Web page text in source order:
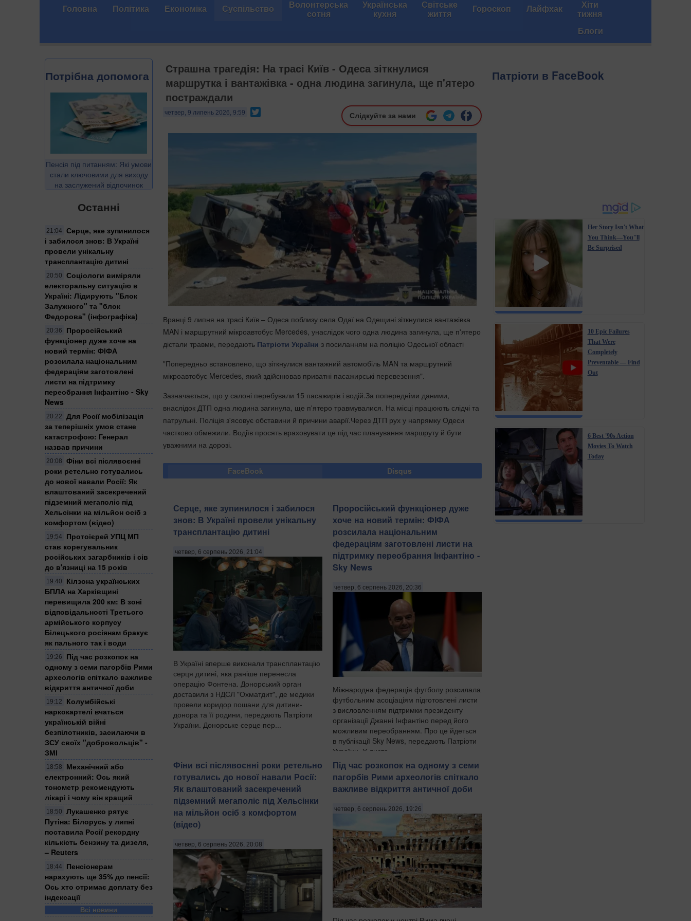
Головна Політика Економіка Суспільство Волонтерська
сотня
Українська
кухня
Світське
життя Гороскоп Лайфхак Хіти
тижня
Блоги
Потрібна допомога
Пенсія під питанням: Які умови
стали ключовими для виходу
на заслужений відпочинок
Останні
21:04
Серце, яке зупинилося
і забилося знов: В Україні
провели унікальну
трансплантацію дитині
20:50
Соціологи виміряли
електоральну ситуацію в
Україні: ​Лідирують "Блок
Залужного" та "блок
Федорова" (інфографіка)
20:36
Проросійський
функціонер дуже хоче на
новий термін: ФІФА
розсилала національним
федераціям заготовлені
листи на підтримку
переобрання Інфантіно - Sky
News
20:22
Для Росії мобілізація
за теперішніх умов стане
катастрофою: Генерал
назвав причини
20:08
Фіни всі післявоєнні
роки ретельно готувались
до нової навали Росії: Як
влаштований засекречений
підземний мегаполіс під
Хельсінки на мільйон осіб з
комфортом (відео)
19:54
Протоієрей УПЦ МП
став корегувальник
російських загарбників і сів
до в'язниці на 15 років
19:40
Кілзона українських
БПЛА на Харківщині
перевищила 200 км: В зоні
відповідальності Третього
армійського корпусу
Білецького росіянам бракує
як пального так і води
19:26
Під час розкопок на
одному з семи пагорбів Рими
археологів спіткало важливе
відкриття античної доби
19:12
Колумбійські
наркокартелі вчаться
українській війні
безпілотників, засилаючи в
ЗСУ своїх "добровольців" -
ЗМІ
18:58
Механічний або
електронний: Ось який
тонометр рекомендують
лікарі і чому він кращий
18:50
Лукашенко рятує
Путіна: Білорусь у липні
поставила Росії рекордну
кількість бензину та дизеля,
– Reuters
18:44
Пенсіонерам
нарахують ще 35% до пенсії:
Ось хто отримає доплату без
індексації
Всі новини
Страшна трагедія: На трасі Київ - Одеса зіткнулися
маршрутка і вантажівка - одна людина загинула, ще п'ятеро
постраждали
четвер, 9 липень 2026, 9:59 Слідкуйте за нами
Вранці 9 липня на трасі Київ – Одеса поблизу села Одаї на Одещині зіткнулися вантажівка
MAN і маршрутний мікроавтобус Mercedes, унаслідок чого одна людина загинула, ще п'ятеро
дістали травми, передають Патріоти України з посиланням на поліцію Одеської області
"Попередньо встановлено, що зіткнулися вантажний автомобіль MAN та маршрутний
мікроавтобус Mercedes, який здійснював приватні пасажирські перевезення".
Зазначається, що у салоні перебували 15 пасажирів і водій.За попередніми даними,
внаслідок ДТП одна людина загинула, ще п'ятеро травмувалися. На місці працюють слідчі та
патрульні. Поліція з'ясовує обставини й причини аварії.Через ДТП рух у напрямку Одеси
частково обмежили. Водіїв просять враховувати це під час планування маршруту й бути
уважними на дорозі.
FaceBook Disqus
Серце, яке зупинилося і забилося
знов: В Україні провели унікальну
трансплантацію дитині
четвер, 6 серпень 2026, 21:04
В Україні вперше виконали трансплантацію
серця дитині, яка раніше перенесла
операцію Фонтена. Донорський орган
доставили з НДСЛ "Охматдит", де медики
провели коридор пошани для дитини-
донора та її родини, передають Патріоти
України. Донорське серце пер...
Проросійський функціонер дуже
хоче на новий термін: ФІФА
розсилала національним
федераціям заготовлені листи на
підтримку переобрання Інфантіно -
Sky News
четвер, 6 серпень 2026, 20:36
Міжнародна федерація футболу розсилала
футбольним асоціаціям підготовлені листи
з висловленням підтримки президенту
організації Джанні Інфантіно перед його
можливим переобранням. Про це йдеться
в публікації Sky News, передають Патріоти
України. У листа...
Фіни всі післявоєнні роки ретельно
готувались до нової навали Росії:
Як влаштований засекречений
підземний мегаполіс під Хельсінки
на мільйон осіб з комфортом
(відео)
четвер, 6 серпень 2026, 20:08
Під час розкопок на одному з семи
пагорбів Рими археологів спіткало
важливе відкриття античної доби
четвер, 6 серпень 2026, 19:26
Патріоти в FaceBook
Her Story Isn't What
You Think—You''ll
Be Surprised
10 Epic Failures
That Were
Completely
Preventable — Find
Out
6 Best '90s Action
Movies To Watch
Today